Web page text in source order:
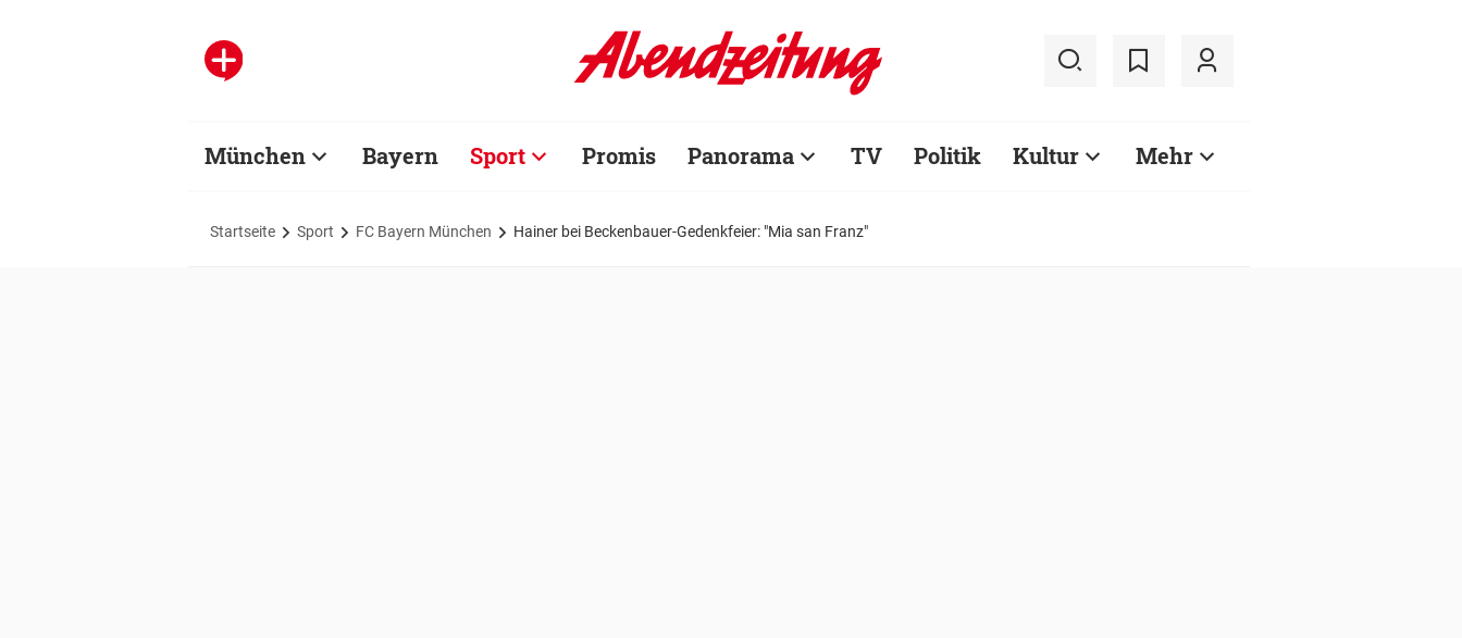
München Bayern Sport Promis Panorama TV Politik Kultur Mehr
Startseite Sport FC Bayern München Hainer bei Beckenbauer-Gedenkfeier: "Mia san Franz"